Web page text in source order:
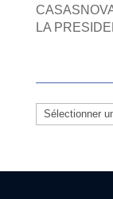
LA
Archives